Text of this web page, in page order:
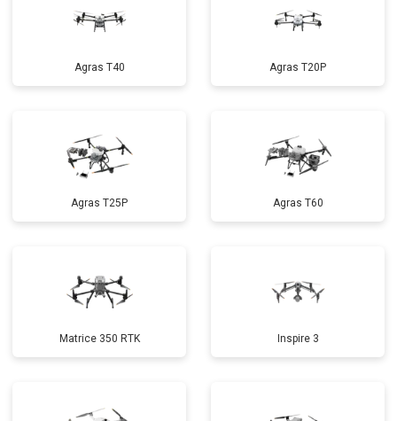
Agras T40 Agras T20P
Agras T25P Agras T60
Matrice 350 RTK Inspire 3